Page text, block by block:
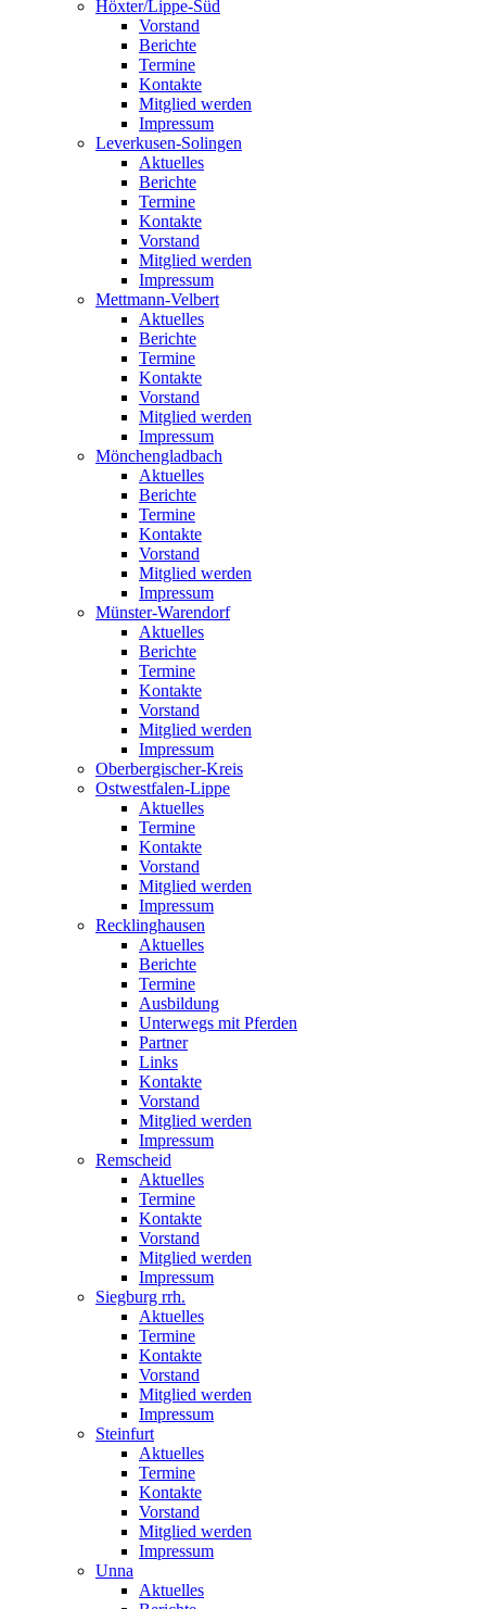
Höxter/Lippe-Süd
Vorstand
Berichte
Termine
Kontakte
Mitglied werden
Impressum
Leverkusen-Solingen
Aktuelles
Berichte
Termine
Kontakte
Vorstand
Mitglied werden
Impressum
Mettmann-Velbert
Aktuelles
Berichte
Termine
Kontakte
Vorstand
Mitglied werden
Impressum
Mönchengladbach
Aktuelles
Berichte
Termine
Kontakte
Vorstand
Mitglied werden
Impressum
Münster-Warendorf
Aktuelles
Berichte
Termine
Kontakte
Vorstand
Mitglied werden
Impressum
Oberbergischer-Kreis
Ostwestfalen-Lippe
Aktuelles
Termine
Kontakte
Vorstand
Mitglied werden
Impressum
Recklinghausen
Aktuelles
Berichte
Termine
Ausbildung
Unterwegs mit Pferden
Partner
Links
Kontakte
Vorstand
Mitglied werden
Impressum
Remscheid
Aktuelles
Termine
Kontakte
Vorstand
Mitglied werden
Impressum
Siegburg rrh.
Aktuelles
Termine
Kontakte
Vorstand
Mitglied werden
Impressum
Steinfurt
Aktuelles
Termine
Kontakte
Vorstand
Mitglied werden
Impressum
Unna
Aktuelles